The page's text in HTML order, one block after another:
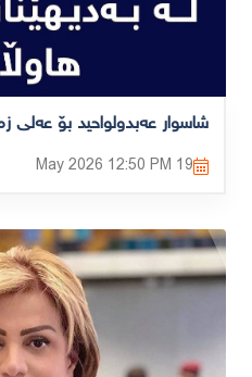
19 May 2026
12:50 PM